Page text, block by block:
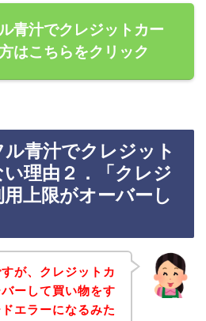
青汁でクレジットカー
はこちらをクリック
ル青汁でクレジット
理由２．「クレジ
上限がオーバーし
が、クレジットカ
ーして買い物をす
エラーになるみた